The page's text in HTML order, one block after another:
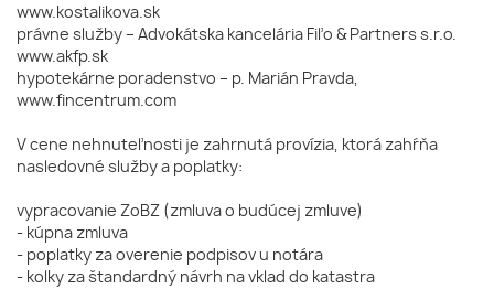
www.kostalikova.sk
právne služby – Advokátska kancelária Fiľo & Partners s.r.o.
www.akfp.sk
hypotekárne poradenstvo – p. Marián Pravda,
www.fincentrum.com
V cene nehnuteľnosti je zahrnutá provízia, ktorá zahŕňa
nasledovné služby a poplatky:
vypracovanie ZoBZ (zmluva o budúcej zmluve)
- kúpna zmluva
- poplatky za overenie podpisov u notára
- kolky za štandardný návrh na vklad do katastra